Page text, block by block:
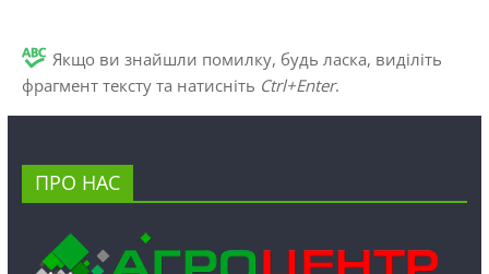
Якщо ви знайшли помилку, будь ласка, виділіть
фрагмент тексту та натисніть Ctrl+Enter.
ПРО НАС